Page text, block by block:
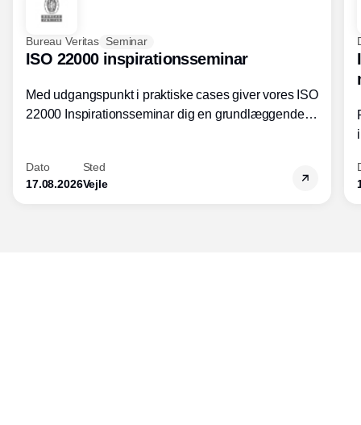
Bureau Veritas Seminar
ISO 22000 inspirationsseminar
Med udgangspunkt i praktiske cases giver vores ISO
22000 Inspirationsseminar dig en grundlæggende
fødevarestandardens integration med andre
standarder.
Dato
17.08.2026
Sted
Vejle